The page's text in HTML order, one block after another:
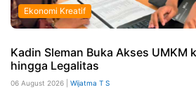
Ekonomi Kreatif
Kadin Sleman Buka Akses UMKM
hingga Legalitas
06 August 2026 | Wijatma T S